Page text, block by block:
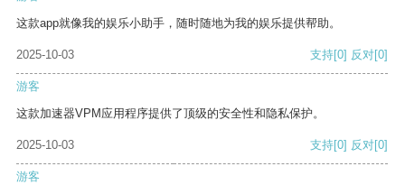
这款app就像我的娱乐小助手，随时随地为我的娱乐提供帮助。
2025-10-03 支持[0] 反对[0]
游客
这款加速器VPM应用程序提供了顶级的安全性和隐私保护。
2025-10-03 支持[0] 反对[0]
游客